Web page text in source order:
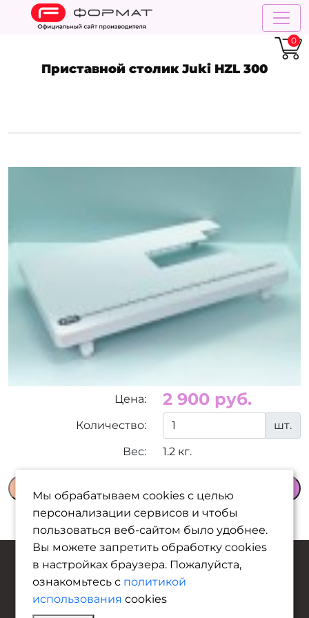
0
Приставной столик Juki HZL 300
Цена: 2 900 руб.
Количество:
шт.
Вес:
1.2 кг.
В корзину
© Copyright 2025
Мы обрабатываем cookies с целью
персонализации сервисов и чтобы
пользоваться веб-сайтом было удобнее.
Вы можете запретить обработку сookies
в настройках браузера. Пожалуйста,
ознакомьтесь с политикой
использования cookies